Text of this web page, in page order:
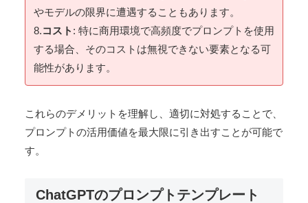
やモデルの限界に遭遇することもあります。
8.コスト : 特に商用環境で高頻度でプロンプトを使用
する場合、そのコストは無視できない要素となる可
能性があります。
これらのデメリットを理解し、適切に対処することで、
プロンプトの活用価値を最大限に引き出すことが可能で
す。
ChatGPTのプロンプトテンプレート